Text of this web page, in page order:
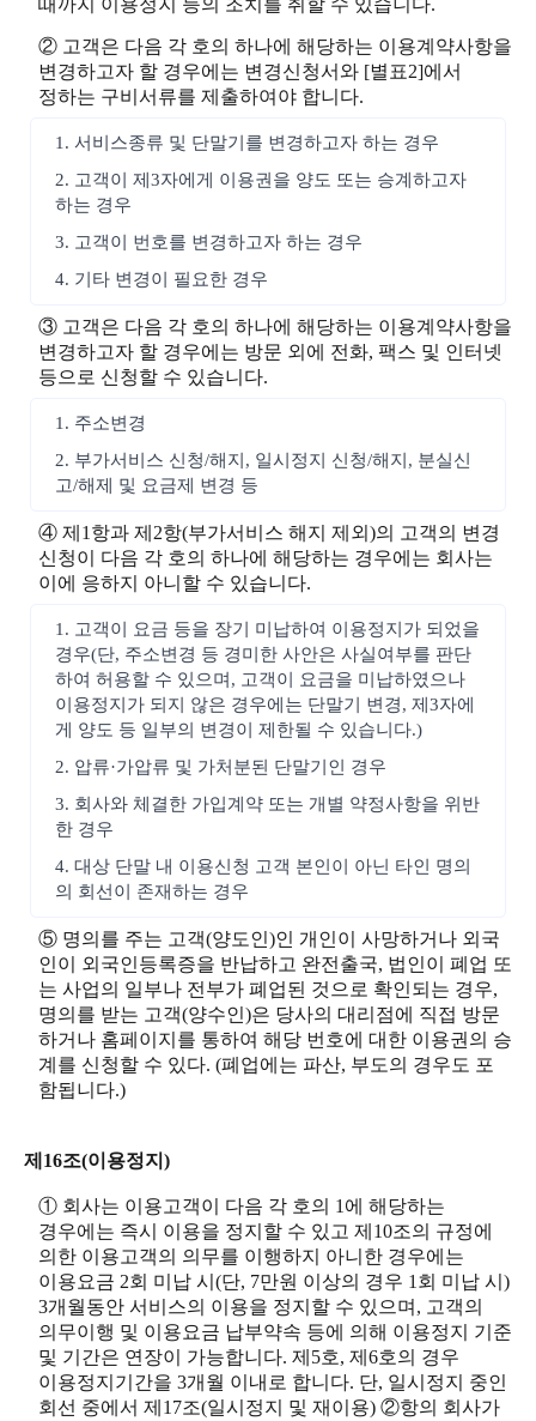
때까지 이용정지 등의 조치를 취할 수 있습니다.
② 고객은 다음 각 호의 하나에 해당하는 이용계약사항을
변경하고자 할 경우에는 변경신청서와 [별표2]에서
정하는 구비서류를 제출하여야 합니다.
1. 서비스종류 및 단말기를 변경하고자 하는 경우
2. 고객이 제3자에게 이용권을 양도 또는 승계하고자
하는 경우
3. 고객이 번호를 변경하고자 하는 경우
4. 기타 변경이 필요한 경우
③ 고객은 다음 각 호의 하나에 해당하는 이용계약사항을
변경하고자 할 경우에는 방문 외에 전화, 팩스 및 인터넷
등으로 신청할 수 있습니다.
1. 주소변경
2. 부가서비스 신청/해지, 일시정지 신청/해지, 분실신
고/해제 및 요금제 변경 등
④ 제1항과 제2항(부가서비스 해지 제외)의 고객의 변경
신청이 다음 각 호의 하나에 해당하는 경우에는 회사는
이에 응하지 아니할 수 있습니다.
1. 고객이 요금 등을 장기 미납하여 이용정지가 되었을
경우(단, 주소변경 등 경미한 사안은 사실여부를 판단
하여 허용할 수 있으며, 고객이 요금을 미납하였으나
이용정지가 되지 않은 경우에는 단말기 변경, 제3자에
게 양도 등 일부의 변경이 제한될 수 있습니다.)
2. 압류·가압류 및 가처분된 단말기인 경우
3. 회사와 체결한 가입계약 또는 개별 약정사항을 위반
한 경우
4. 대상 단말 내 이용신청 고객 본인이 아닌 타인 명의
의 회선이 존재하는 경우
⑤ 명의를 주는 고객(양도인)인 개인이 사망하거나 외국
인이 외국인등록증을 반납하고 완전출국, 법인이 폐업 또
는 사업의 일부나 전부가 폐업된 것으로 확인되는 경우,
명의를 받는 고객(양수인)은 당사의 대리점에 직접 방문
하거나 홈페이지를 통하여 해당 번호에 대한 이용권의 승
계를 신청할 수 있다. (폐업에는 파산, 부도의 경우도 포
함됩니다.)
제16조(이용정지)
① 회사는 이용고객이 다음 각 호의 1에 해당하는
경우에는 즉시 이용을 정지할 수 있고 제10조의 규정에
의한 이용고객의 의무를 이행하지 아니한 경우에는
이용요금 2회 미납 시(단, 7만원 이상의 경우 1회 미납 시)
3개월동안 서비스의 이용을 정지할 수 있으며, 고객의
의무이행 및 이용요금 납부약속 등에 의해 이용정지 기준
및 기간은 연장이 가능합니다. 제5호, 제6호의 경우
이용정지기간을 3개월 이내로 합니다. 단, 일시정지 중인
회선 중에서 제17조(일시정지 및 재이용) ②항의 회사가